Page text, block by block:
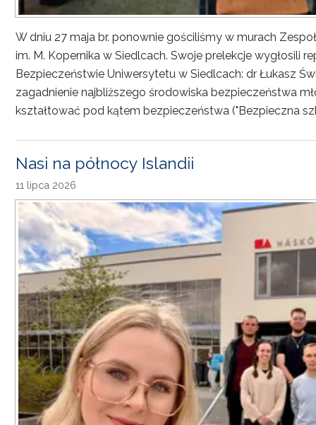
W dniu 27 maja br. ponownie gościliśmy w murach
im. M. Kopernika w Siedlcach. Swoje prelekcje wygłosili
Bezpieczeństwie Uniwersytetu w Siedlcach: dr Łukasz
zagadnienie najbliższego środowiska bezpieczeństwa
kształtować pod kątem bezpieczeństwa ("Bezpieczna
Nasi na północy Islandii
11 lipca 2026